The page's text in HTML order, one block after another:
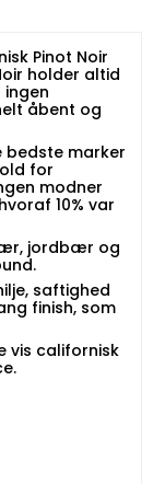
Pinot Noir
holder altid
åbent og
bedste marker
for
modner
10% var
jordbær og
saftighed
finish, som
vis californisk